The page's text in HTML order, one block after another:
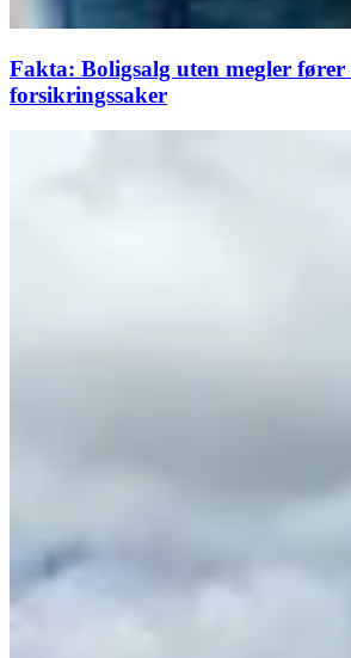
Fakta: Boligsalg uten megler
forsikringssaker